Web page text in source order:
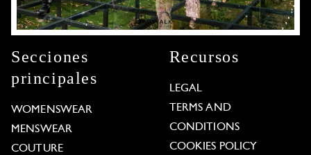
Secciones
principales
WOMENSWEAR
MENSWEAR
COUTURE
Recursos
LEGAL
TERMS AND
CONDITIONS
COOKIES POLICY